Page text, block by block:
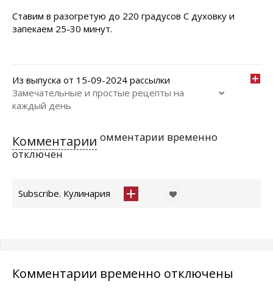
Ставим в разогретую до 220 градусов С духовку и
запекаем 25-30 минут.
Из выпуска от 15-09-2024 рассылки
Замечательные и простые рецепты на
каждый день
Комментарии омментарии временно
отключен
Subscribe. Кулинария
Комментарии временно отключены